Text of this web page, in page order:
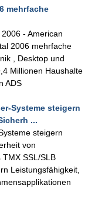
mehrfache
- American
2006 mehrfache
, Desktop und
Millionen Haushalte
ADS
Systeme steigern
...
steigern
von
SSL/SLB
Leistungsfähigkeit,